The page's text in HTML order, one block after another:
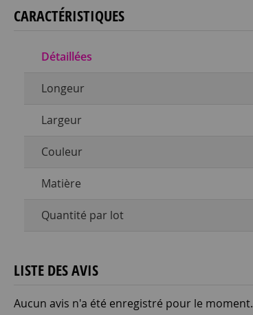
CARACTÉRISTIQUES
Détaillées
Longeur
Largeur
Couleur
Matière
Quantité par lot
LISTE DES AVIS
Aucun avis n'a été enregistré pour le moment.